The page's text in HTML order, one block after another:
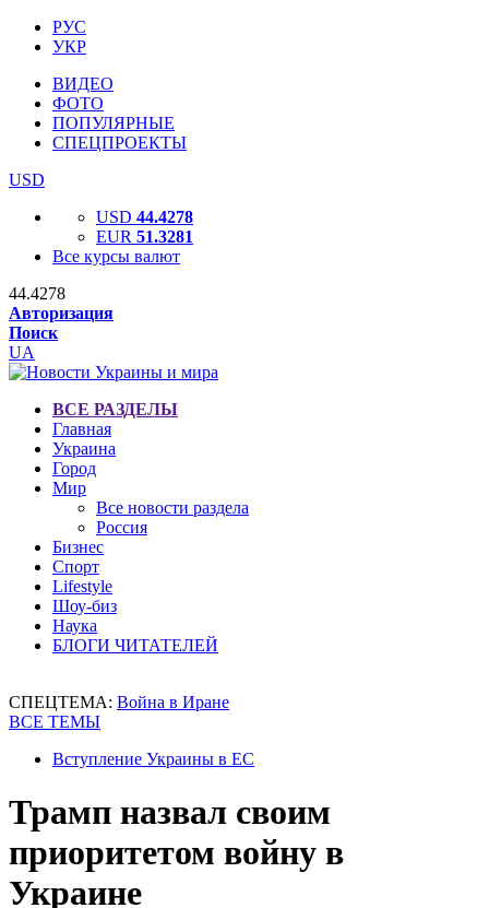
РУС
УКР
ВИДЕО
ФОТО
ПОПУЛЯРНЫЕ
СПЕЦПРОЕКТЫ
USD
USD 44.4278
EUR 51.3281
Все курсы валют
44.4278
Авторизация
Поиск
UA
ВСЕ РАЗДЕЛЫ
Главная
Украина
Город
Мир
Все новости раздела
Россия
Бизнес
Спорт
Lifestyle
Шоу-биз
Наука
БЛОГИ ЧИТАТЕЛЕЙ
СПЕЦТЕМА: Война в Иране
ВСЕ ТЕМЫ
Вступление Украины в ЕС
Трамп назвал своим
приоритетом войну в
Украине